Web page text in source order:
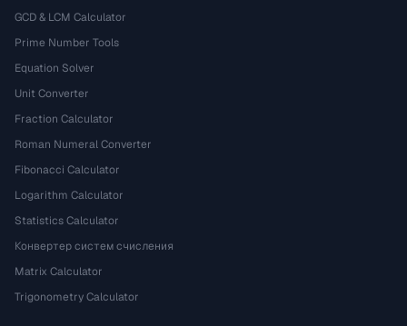
GCD & LCM Calculator
Prime Number Tools
Equation Solver
Unit Converter
Fraction Calculator
Roman Numeral Converter
Fibonacci Calculator
Logarithm Calculator
Statistics Calculator
Конвертер систем счисления
Matrix Calculator
Trigonometry Calculator